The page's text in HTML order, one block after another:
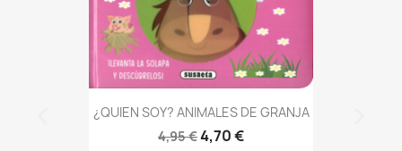
¿QUIEN SOY? ANIMALES DE GRANJA
4,95 €4,70 €